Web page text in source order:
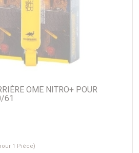
OME NITRO+ POUR
61
1 Pièce)